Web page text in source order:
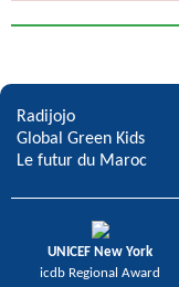
der Erde?
Radijojo
Global Green Kids
Le futur du Maroc
UNICEF New York
icdb Regional Award